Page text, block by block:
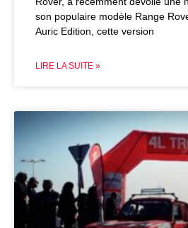
son populaire modèle Range
Auric Edition, cette version
LIRE LA SUITE »